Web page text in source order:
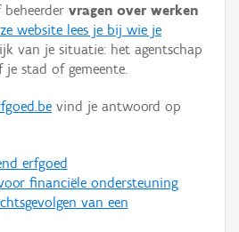
beheerder vragen over werken
website lees je bij wie je
van je situatie: het agentschap
stad of gemeente.
vind je antwoord op
erfgoed
financiële ondersteuning
van een